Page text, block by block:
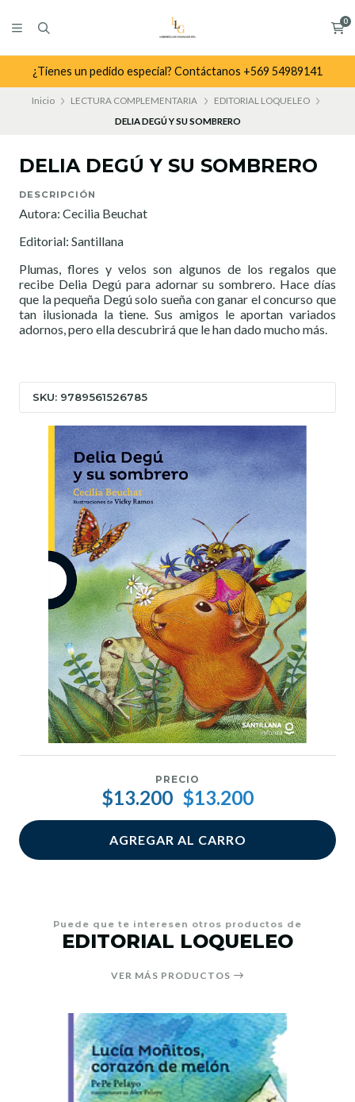
0
¿Tienes un pedido especial? Contáctanos +569 54989141
Inicio LECTURA COMPLEMENTARIA
EDITORIAL LOQUELEO
DELIA DEGÚ Y SU SOMBRERO
DELIA DEGÚ Y SU SOMBRERO
DESCRIPCIÓN
Autora: Cecilia Beuchat
Editorial: Santillana
Plumas, flores y velos son algunos de los regalos que
recibe Delia Degú para adornar su sombrero. Hace días
que la pequeña Degú solo sueña con ganar el concurso que
tan ilusionada la tiene. Sus amigos le aportan variados
adornos, pero ella descubrirá que le han dado mucho más.
SKU: 9789561526785
PRECIO
$13.200 $13.200
AGREGAR AL CARRO
Puede que te interesen otros productos de
EDITORIAL LOQUELEO
VER MÁS PRODUCTOS